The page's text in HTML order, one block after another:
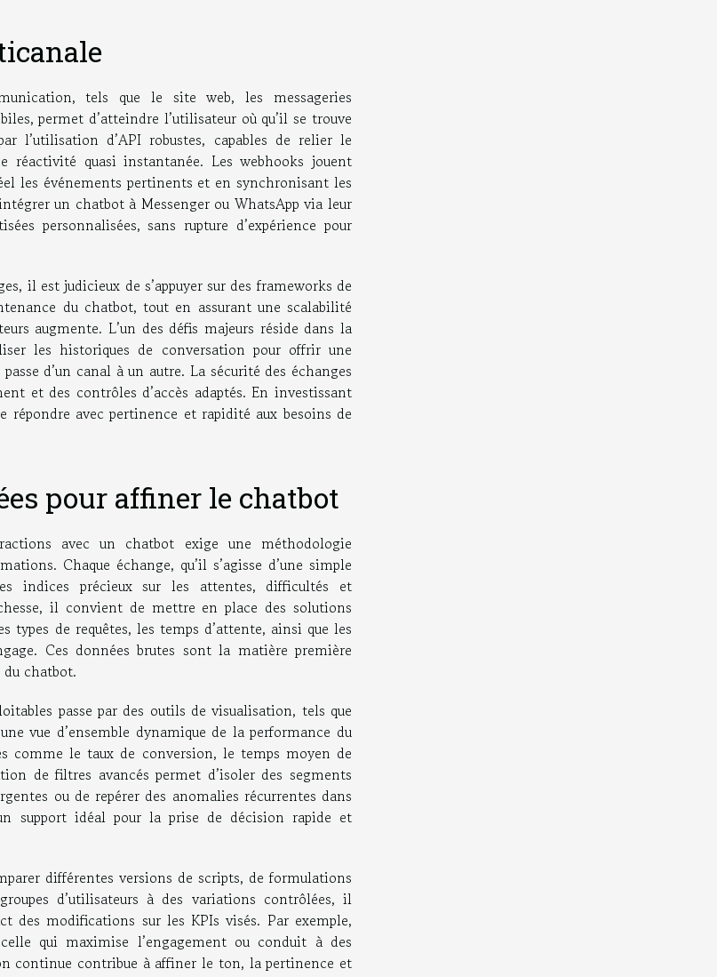
tels que le site web, les messageries
permet d’atteindre l’utilisateur où qu’il se trouve
l’utilisation d’API robustes, capables de relier le
réactivité quasi instantanée. Les webhooks jouent
les événements pertinents et en synchronisant les
un chatbot à Messenger ou WhatsApp via leur
personnalisées, sans rupture d’expérience pour
il est judicieux de s’appuyer sur des frameworks de
du chatbot, tout en assurant une scalabilité
augmente. L’un des défis majeurs réside dans la
les historiques de conversation pour offrir une
d’un canal à un autre. La sécurité des échanges
et des contrôles d’accès adaptés. En investissant
avec pertinence et rapidité aux besoins de
pour affiner le chatbot
avec un chatbot exige une méthodologie
Chaque échange, qu’il s’agisse d’une simple
indices précieux sur les attentes, difficultés et
il convient de mettre en place des solutions
types de requêtes, les temps d’attente, ainsi que les
Ces données brutes sont la matière première
chatbot.
passe par des outils de visualisation, tels que
vue d’ensemble dynamique de la performance du
comme le taux de conversion, le temps moyen de
de filtres avancés permet d’isoler des segments
ou de repérer des anomalies récurrentes dans
support idéal pour la prise de décision rapide et
différentes versions de scripts, de formulations
d’utilisateurs à des variations contrôlées, il
des modifications sur les KPIs visés. Par exemple,
qui maximise l’engagement ou conduit à des
continue contribue à affiner le ton, la pertinence et